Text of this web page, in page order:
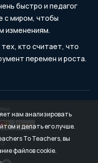
быстро и педагог
с миром, чтобы
изменениям.
кто считает, что
перемен и роста.
нам анализировать
и делать его лучше.
To Teachers, вы
файлов cookie.